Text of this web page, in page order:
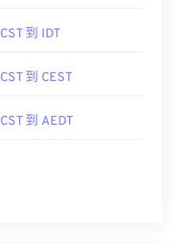
CST 到 IDT
CST 到 CEST
CST 到 AEDT